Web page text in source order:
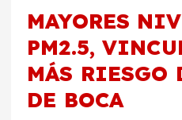
MAYORES
PM2.5,
MÁS RIESGO
DE BOCA